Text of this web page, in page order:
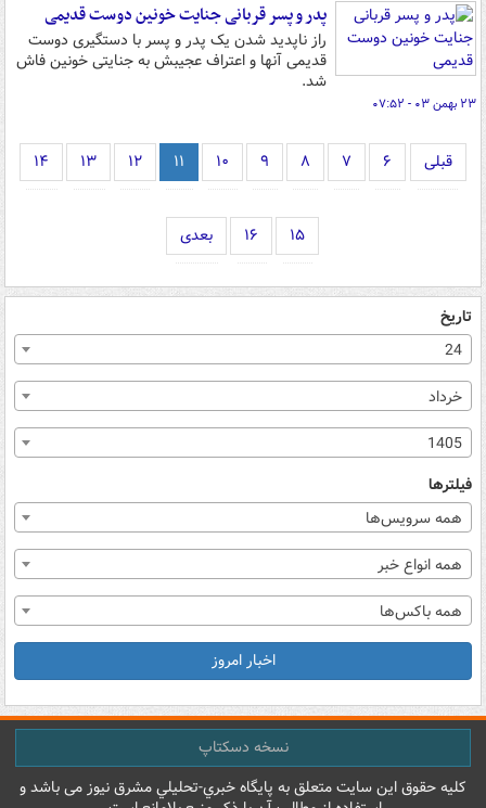
پدر و پسر قربانی جنایت خونین دوست قدیمی
راز ناپدید شدن یک پدر و پسر با دستگیری دوست
قدیمی آنها و اعتراف عجیبش به جنایتی خونین فاش
شد.
۲۳ بهمن ۰۳ - ۰۷:۵۲
قبلی ۶ ۷ ۸ ۹ ۱۰ ۱۱ ۱۲ ۱۳ ۱۴
۱۵ ۱۶ بعدی
تاریخ
24
خرداد
1405
فیلترها
همه سرویس‌ها
همه انواع خبر
همه باکس‌ها
اخبار امروز
نسخه دسکتاپ
کليه حقوق اين سايت متعلق به پایگاه خبري-تحليلي مشرق نيوز می باشد و